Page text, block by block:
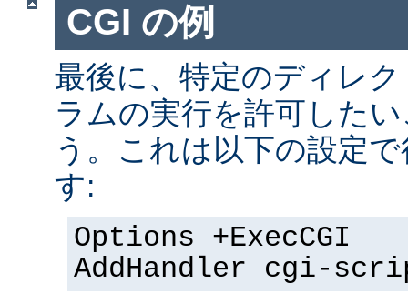
CGI の例
最後に、特定のディレ
ラムの実行を許可した
う。これは以下の設定
す:
Options +ExecCGI
AddHandler cgi-